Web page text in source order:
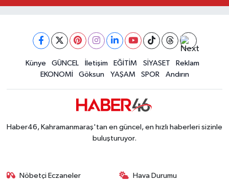
09:04 |Kahramanmaraş'taki Okul Saldırısı TBMM
Kahramanmaraş'ta Pusula Maraş Eğitim
Kahramanmaraş'ta Tarım İçin Su Seferberliği
20:02 |Kahramanmaraş'ta 5 Kilometrelik Yolda Sıcak
Künye GÜNCEL İletişim EĞİTİM SİYASET
Reklam
EKONOMİ
Göksun YAŞAM SPOR Andırın
Haber46, Kahramanmaraş'tan en güncel, en hızlı haberleri sizinle
buluşturuyor.
Nöbetçi Eczaneler Hava Durumu